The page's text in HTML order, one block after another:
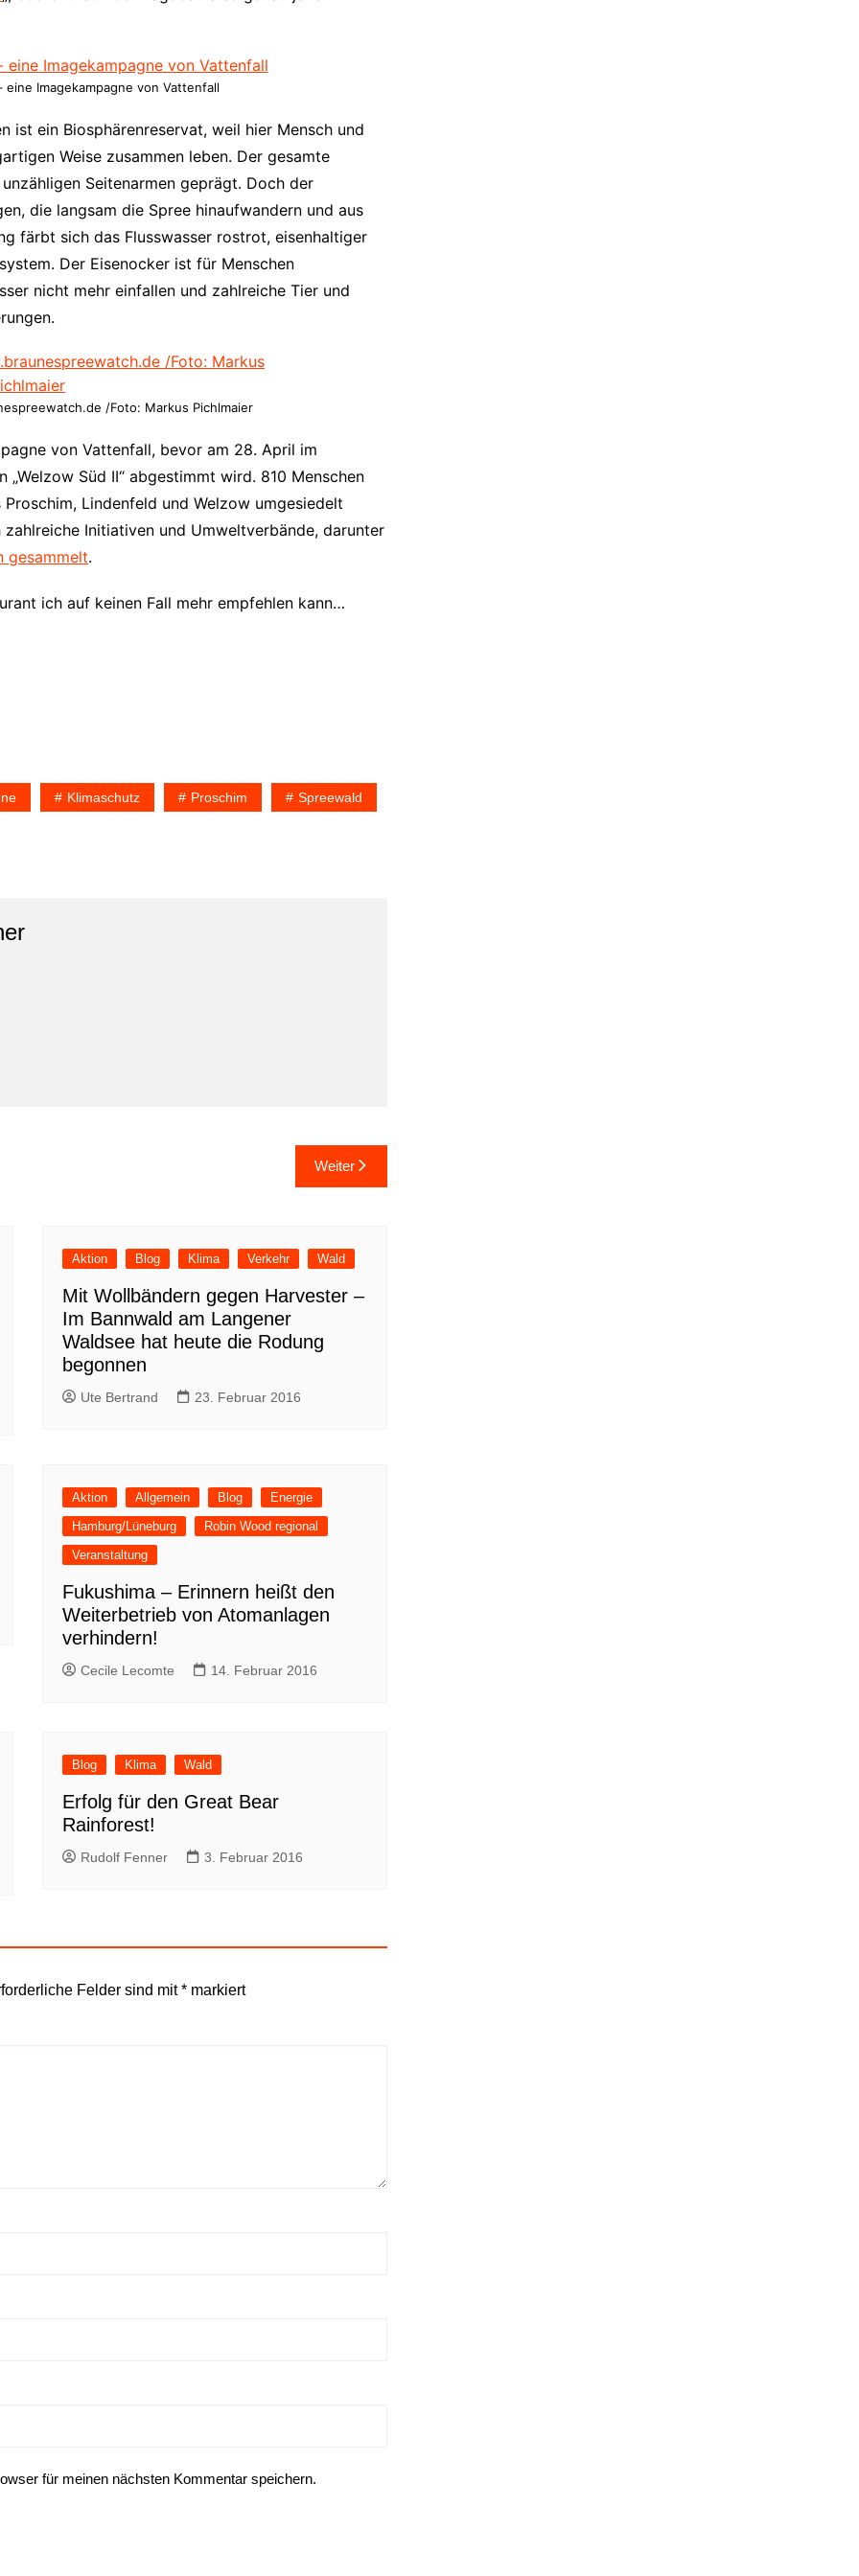
eine Imagekampagne von Vattenfall
ist ein Biosphärenreservat, weil hier Mensch und
Weise zusammen leben. Der gesamte
Seitenarmen geprägt. Doch der
die langsam die Spree hinaufwandern und aus
färbt sich das Flusswasser rostrot, eisenhaltiger
Der Eisenocker ist für Menschen
nicht mehr einfallen und zahlreiche Tier und
/Foto: Markus Pichlmaier
von Vattenfall, bevor am 28. April im
„Welzow Süd II“ abgestimmt wird. 810 Menschen
Lindenfeld und Welzow umgesiedelt
Initiativen und Umweltverbände, darunter
gesammelt.
ich auf keinen Fall mehr empfehlen kann…
Klimaschutz Proschim Spreewald
Weiter
Aktion Blog Klima Verkehr Wald
Mit Wollbändern gegen Harvester –
Im Bannwald am Langener
Waldsee hat heute die Rodung
begonnen
Ute Bertrand 23. Februar 2016
Aktion Allgemein Blog
Energie
Hamburg/Lüneburg
Robin Wood regional
Veranstaltung
Fukushima – Erinnern heißt den
Weiterbetrieb von Atomanlagen
verhindern!
Cecile Lecomte 14. Februar 2016
Blog Klima Wald
Erfolg für den Great Bear
Rainforest!
Rudolf Fenner 3. Februar 2016
Felder sind mit* markiert
für meinen nächsten Kommentar speichern.